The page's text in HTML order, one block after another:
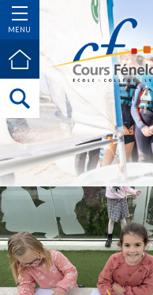
MENU